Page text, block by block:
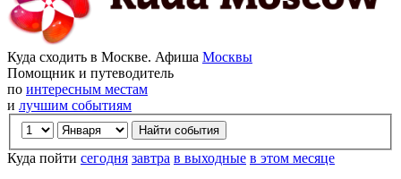
Куда сходить в Москве. Афиша Москвы
Помощник и путеводитель
по интересным местам
и лучшим событиям
Куда пойти сегодня завтра в выходные в этом месяце